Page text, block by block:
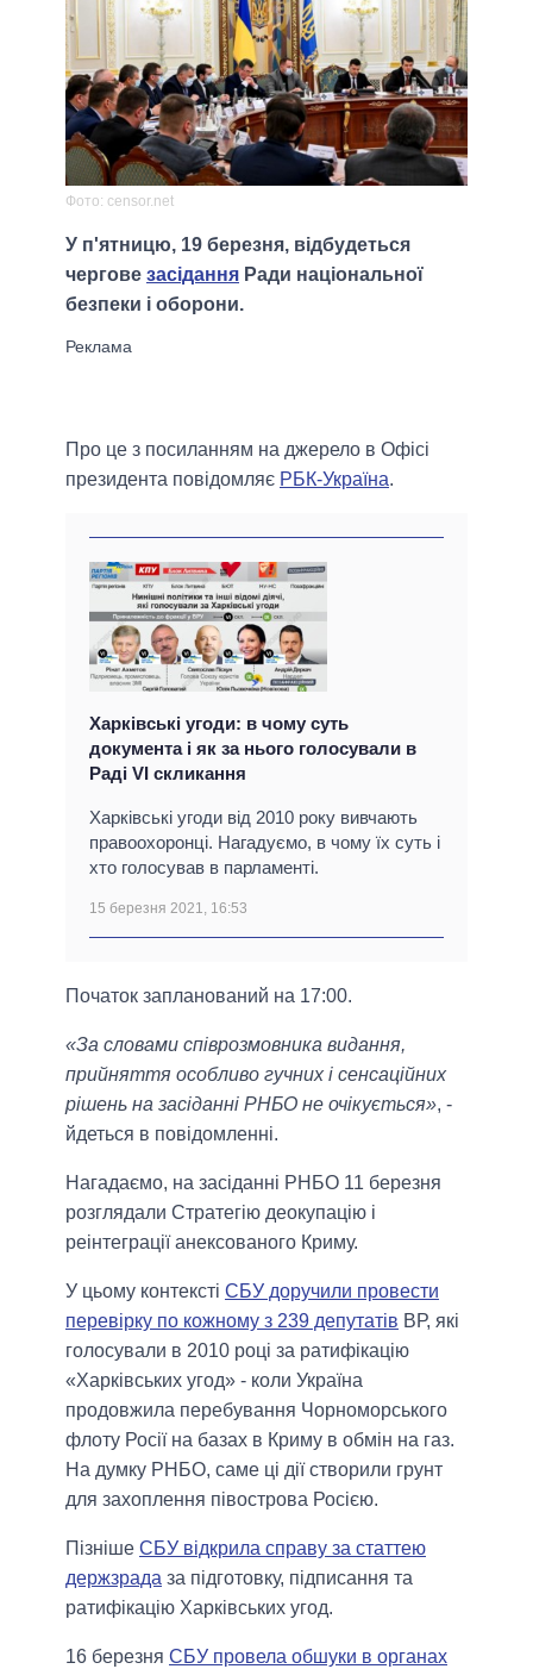
Фото: censor.net
У п'ятницю, 19 березня, відбудеться
чергове засідання Ради національної
безпеки і оборони.
Про це з посиланням на джерело в Офісі
президента повідомляє РБК-Україна.
Харківські угоди: в чому суть
документа і як за нього голосували в
Раді VI скликання
Харківські угоди від 2010 року вивчають
правоохоронці. Нагадуємо, в чому їх суть і
хто голосував в парламенті.
15 березня 2021, 16:53
Початок запланований на 17:00.
«За словами співрозмовника видання,
прийняття особливо гучних і сенсаційних
рішень на засіданні РНБО не очікується», -
йдеться в повідомленні.
Нагадаємо, на засіданні РНБО 11 березня
розглядали Стратегію деокупацію і
реінтеграції анексованого Криму.
У цьому контексті СБУ доручили провести
перевірку по кожному з 239 депутатів ВР, які
голосували в 2010 році за ратифікацію
«Харківських угод» - коли Україна
продовжила перебування Чорноморського
флоту Росії на базах в Криму в обмін на газ.
На думку РНБО, саме ці дії створили грунт
для захоплення півострова Росією.
Пізніше СБУ відкрила справу за статтею
держзрада за підготовку, підписання та
ратифікацію Харківських угод.
16 березня СБУ провела обшуки в органах